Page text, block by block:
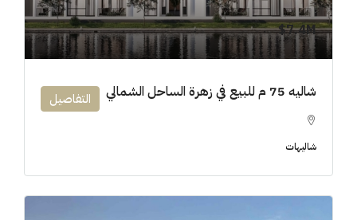
7.4M$
شاليه 75 م للبيع في زهرة الساحل الشمالي
شاليهات
التفاصيل